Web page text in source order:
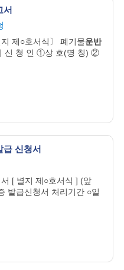
서
지 제○호서식〕 폐기물운반
신 청 인 ①상 호(명 칭) ②
급 신청서
[ 별지 제○호서식 ] (앞
발급신청서 처리기간 ○일